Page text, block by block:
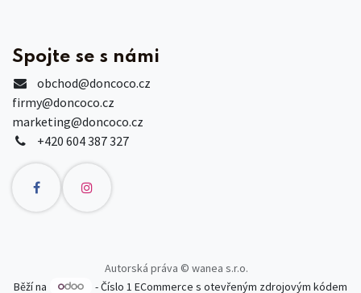
Spojte se s námi
obchod@doncoco.cz
firmy@doncoco.cz
marketing@doncoco.cz
+420 604 387 327
Autorská práva © wanea s.r.o.
Běží na
- Číslo 1ECommerce s otevřeným zdrojovým kódem